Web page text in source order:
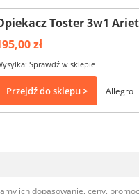
Toster 3w1
zł
Sprawdź w sklepie
Przejdź do sklepu > Allegro
ich dopasowanie, ceny,